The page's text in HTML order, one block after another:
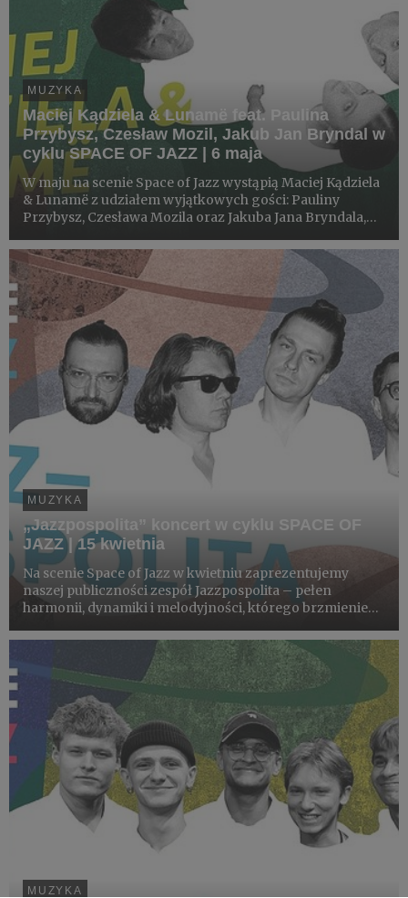
MUZYKA
Maciej Kądziela & Lunamë feat. Paulina
Przybysz, Czesław Mozil, Jakub Jan Bryndal w
cyklu SPACE OF JAZZ | 6 maja
W maju na scenie Space of Jazz wystąpią Maciej Kądziela
& Lunamë z udziałem wyjątkowych gości: Pauliny
Przybysz, Czesława Mozila oraz Jakuba Jana Bryndala,
hip-hopu.​
MUZYKA
„Jazzpospolita” koncert w cyklu SPACE OF
JAZZ | 15 kwietnia
Na scenie Space of Jazz w kwietniu zaprezentujemy
naszej publiczności zespół Jazzpospolita – pełen
harmonii, dynamiki i melodyjności, którego brzmienie
MUZYKA